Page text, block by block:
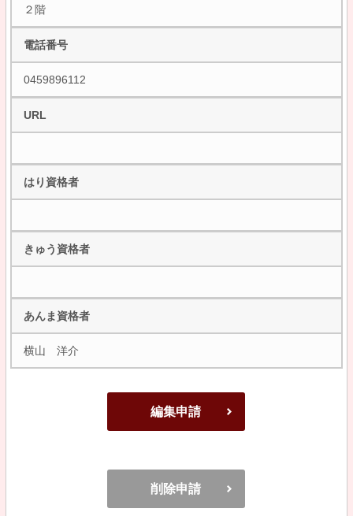
２階
電話番号
0459896112
URL
はり資格者
きゅう資格者
あんま資格者
横山 洋介
編集申請
削除申請